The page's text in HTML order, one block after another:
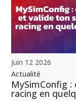
Juin 12 2026
Actualité
MySimConfig
racing en